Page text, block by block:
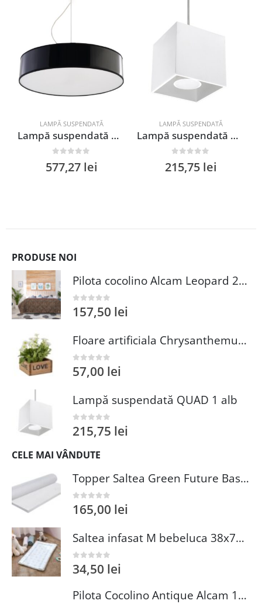
LAMPĂ SUSPENDATĂ
Lampă suspendată ARENA 45 negru
577,27 lei
LAMPĂ SUSPENDATĂ
Lampă suspendată QUAD 1 alb
215,75 lei
PRODUSE NOI
Pilota cocolino Alcam Leopard 200x220 cm 250g/mp matlasata pentru confort si relaxare
0 out of 5
157,50 lei
Floare artificiala Chrysanthemum Bizzotto 10x15 cm alb din nailon polietilena fier si spuma poliuretanica cu ghiveci din lemn de pin
0out of 5
57,00 lei
Lampă suspendată QUAD 1 alb
0 out of 5
215,75 lei
CELE MAI VÂNDUTE
Topper Saltea Green Future Basic Confort 80x190 cm Spuma Poliuretanica Elastica Husa PES 100%
0 out of 5
165,00 lei
Saltea infasat M bebeluca 38x70 cm spuma PVC lavabila pentru confort si siguranta bebelusului
0 out of 5
34,50 lei
Pilota Cocolino Antique Alcam 140x200 cm din Microfibra si Fleece pentru Confort Premium